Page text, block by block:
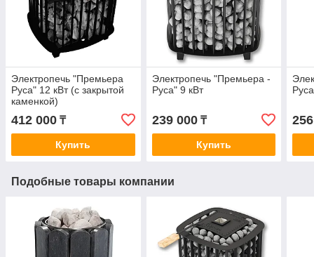
Электропечь "Премьера
Руса" 12 кВт (с закрытой
каменкой)
412 000 ₸
Купить
Электропечь "Премьера -
Руса" 9 кВт
239 000₸
Купить
Подобные товары компании